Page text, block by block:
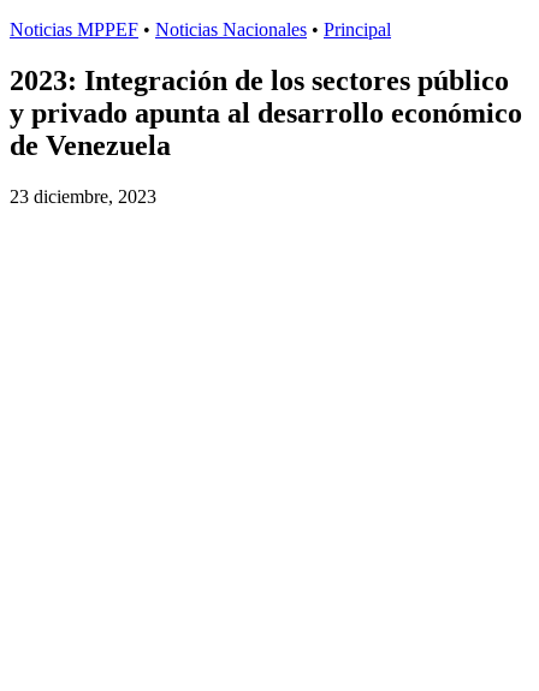
Noticias MPPEF • Noticias Nacionales • Principal
2023: Integración de los sectores público
y privado apunta al desarrollo económico
de Venezuela
23 diciembre, 2023